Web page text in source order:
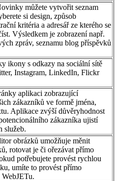
můžete vytvořit seznam
si design, způsob
kritéria a adresář ze kterého se
Výsledkem je zobrazení např.
zpráv, seznamu blog příspěvků
ikony s odkazy na sociální sítě
Instagram, LinkedIn, Flickr
aplikaci zobrazující
zákazníků ve formě jména,
Aplikace zvýší důvěryhodnost
zákazníka ujistí
služeb.
obrázků umožňuje měnit
rotovat je či ořezávat přímo
potřebujete provést rychlou
umíte to provést přímo